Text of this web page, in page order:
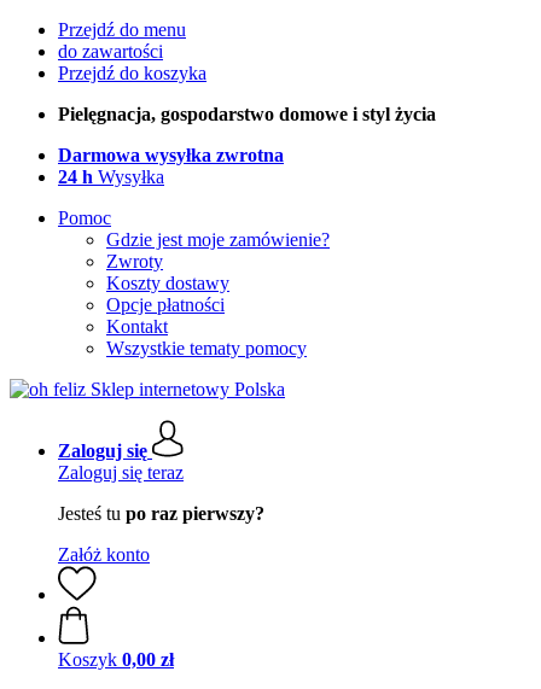
Przejdź do menu
do zawartości
Przejdź do koszyka
Pielęgnacja, gospodarstwo domowe i styl życia
Darmowa wysyłka zwrotna
24 h Wysyłka
Pomoc
Gdzie jest moje zamówienie?
Zwroty
Koszty dostawy
Opcje płatności
Kontakt
Wszystkie tematy pomocy
Zaloguj się
Zaloguj się teraz
Jesteś tu po raz pierwszy?
Załóż konto
Koszyk 0,00 zł